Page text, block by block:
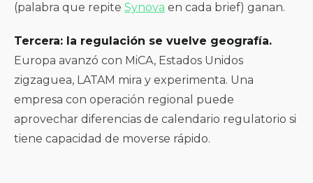
(palabra que repite Synova en cada brief) ganan.
Tercera: la regulación se vuelve geografía.
Europa avanzó con MiCA, Estados Unidos
zigzaguea, LATAM mira y experimenta. Una
empresa con operación regional puede
aprovechar diferencias de calendario regulatorio si
tiene capacidad de moverse rápido.